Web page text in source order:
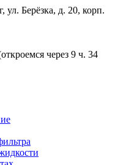
ул. Берёзка, д. 20, корп.
через 9 ч. 34